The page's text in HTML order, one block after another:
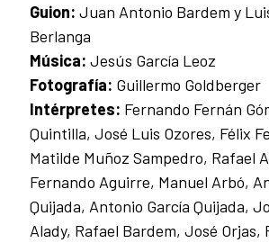
Guion: Juan Antonio Bardem y
Berlanga
Música: Jesús García Leoz
Fotografía: Guillermo Goldberger
Intérpretes: Fernando Fernán
Quintilla, José Luis Ozores, Félix
Matilde Muñoz Sampedro, Rafael
Fernando Aguirre, Manuel Arbó,
Quijada, Antonio García Quijada,
Alady, Rafael Bardem, José Orjas,